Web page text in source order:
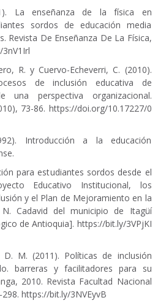
La enseñanza de la física en
sordos de educación media
Revista De Enseñanza De La Física,
R. y Cuervo-Echeverri, C. (2010).
de inclusión educativa de
una perspectiva organizacional.
73-86. https://doi.org/10.17227/0
Introducción a la educación
para estudiantes sordos desde el
Educativo Institucional, los
y el Plan de Mejoramiento en la
Cadavid del municipio de Itagüí
de Antioquia]. https://bit.ly/3VPjKI
M. (2011). Políticas de inclusión
barreras y facilitadores para su
2010. Revista Facultad Nacional
https://bit.ly/3NVEyvB